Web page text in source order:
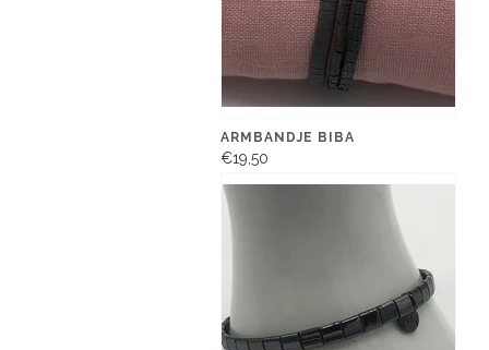
ARMBANDJE BIBA
€19,50